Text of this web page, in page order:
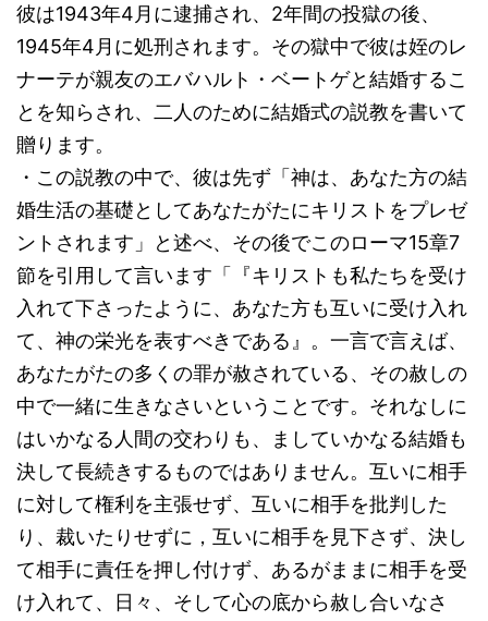
彼は1943年4月に逮捕され、2年間の投獄の後、
1945年4月に処刑されます。その獄中で彼は姪のレ
ナーテが親友のエバハルト・ベートゲと結婚するこ
とを知らされ、二人のために結婚式の説教を書いて
贈ります。
・この説教の中で、彼は先ず「神は、あなた方の結
婚生活の基礎としてあなたがたにキリストをプレゼ
ントされます」と述べ、その後でこのローマ15章7
節を引用して言います「『キリストも私たちを受け
入れて下さったように、あなた方も互いに受け入れ
て、神の栄光を表すべきである』。一言で言えば、
あなたがたの多くの罪が赦されている、その赦しの
中で一緒に生きなさいということです。それなしに
はいかなる人間の交わりも、ましていかなる結婚も
決して長続きするものではありません。互いに相手
に対して権利を主張せず、互いに相手を批判した
り、裁いたりせずに，互いに相手を見下さず、決し
て相手に責任を押し付けず、あるがままに相手を受
け入れて、日々、そして心の底から赦し合いなさ